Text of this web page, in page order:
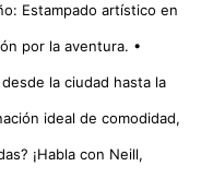
Estampado artístico en
por la aventura. •
la ciudad hasta la
ideal de comodidad,
¡Habla con Neill,